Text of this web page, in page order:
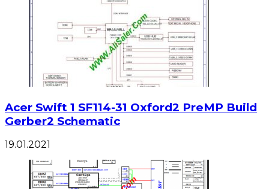
Acer Swift 1 SF114-31 Oxford2 PreMP Build
Gerber2 Schematic
19.01.2021